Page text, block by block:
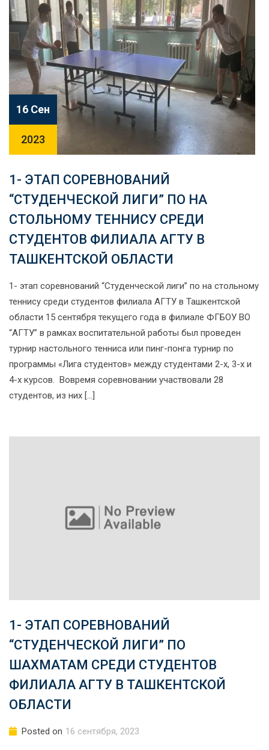
16 Сен
2023
1- ЭТАП СОРЕВНОВАНИЙ
“СТУДЕНЧЕСКОЙ ЛИГИ” ПО НА
СТОЛЬНОМУ ТЕННИСУ СРЕДИ
СТУДЕНТОВ ФИЛИАЛА АГТУ В
ТАШКЕНТСКОЙ ОБЛАСТИ
1- этап соревнований “Студенческой лиги” по на стольному
теннису среди студентов филиала АГТУ в Ташкентской
области 15 сентября текущего года в филиале ФГБОУ ВО
“АГТУ” в рамках воспитательной работы был проведен
турнир настольного тенниса или пинг-понга турнир по
программы «Лига студентов» между студентами 2-х, 3-х и
4-х курсов. Вовремя соревновании участвовали 28
студентов, из них […]
1- ЭТАП СОРЕВНОВАНИЙ
“СТУДЕНЧЕСКОЙ ЛИГИ” ПО
ШАХМАТАМ СРЕДИ СТУДЕНТОВ
ФИЛИАЛА АГТУ В ТАШКЕНТСКОЙ
ОБЛАСТИ
Posted on 16 сентября, 2023